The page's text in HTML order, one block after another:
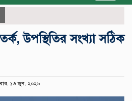
উপস্থিতির সংখ্যা সঠিক
১৩ জুন, ২০২৬